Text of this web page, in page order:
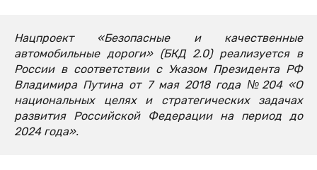
Нацпроект «Безопасные и качественные
автомобильные дороги» (БКД 2.0) реализуется в
России в соответствии с Указом Президента РФ
Владимира Путина от 7 мая 2018 года №204 «О
национальных целях и стратегических задачах
развития Российской Федерации на период до
2024 года».